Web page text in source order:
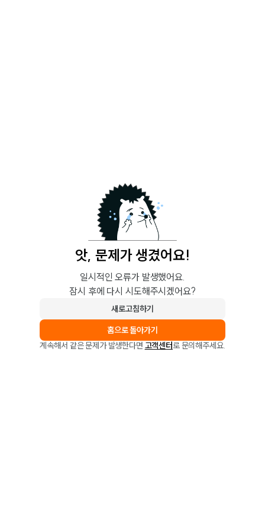
앗, 문제가 생겼어요!
일시적인 오류가 발생했어요.
잠시 후에 다시 시도해주시겠어요?
새로고침하기
홈으로 돌아가기
계속해서 같은 문제가 발생한다면 고객센터로 문의해주세요.